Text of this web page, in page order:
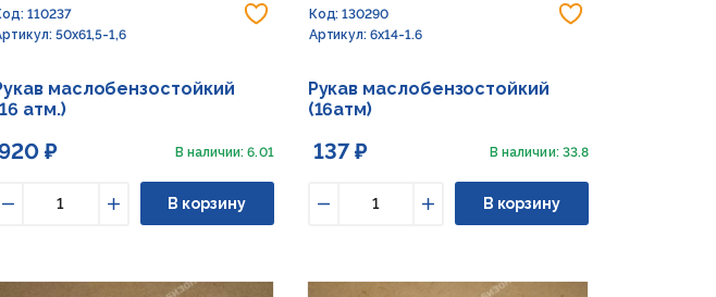
в избранное Добавить в избранное
110237
50х61,5-1,6
маслобензостойкий
атм.)
₽ В наличии: 6.01
Увеличить
В корзину
Код: 130290
Артикул: 6х14-1.6
Рукав маслобензостойкий
(16атм)
137 ₽ В наличии: 33.8
Увеличить
В корзину